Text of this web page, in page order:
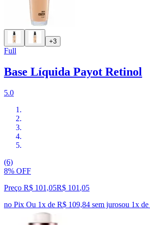
+3
Full
Base Líquida Payot Retinol
5.0
(6)
8% OFF
Preço R$ 101,05R$ 101 ,05
no Pix Ou 1x de R$ 109,84 sem jurosou 1x de